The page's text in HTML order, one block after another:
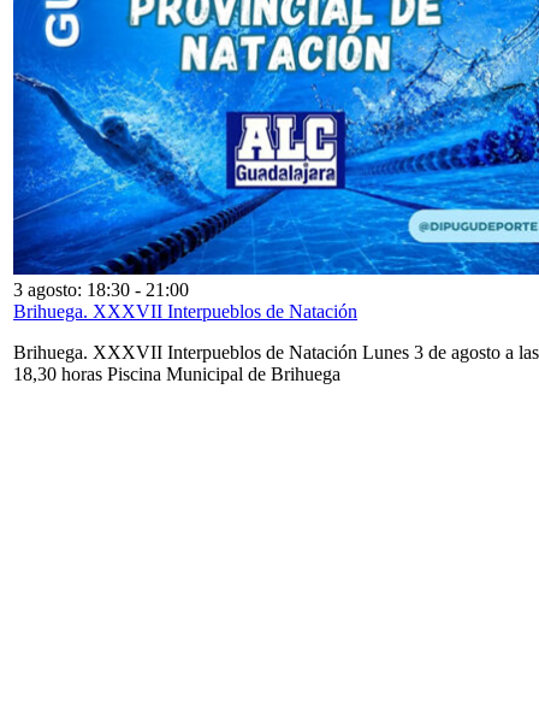
3 agosto: 18:30 - 21:00
Brihuega. XXXVII Interpueblos de Natación
Brihuega. XXXVII Interpueblos de Natación Lunes 3 de agosto a las
18,30 horas Piscina Municipal de Brihuega